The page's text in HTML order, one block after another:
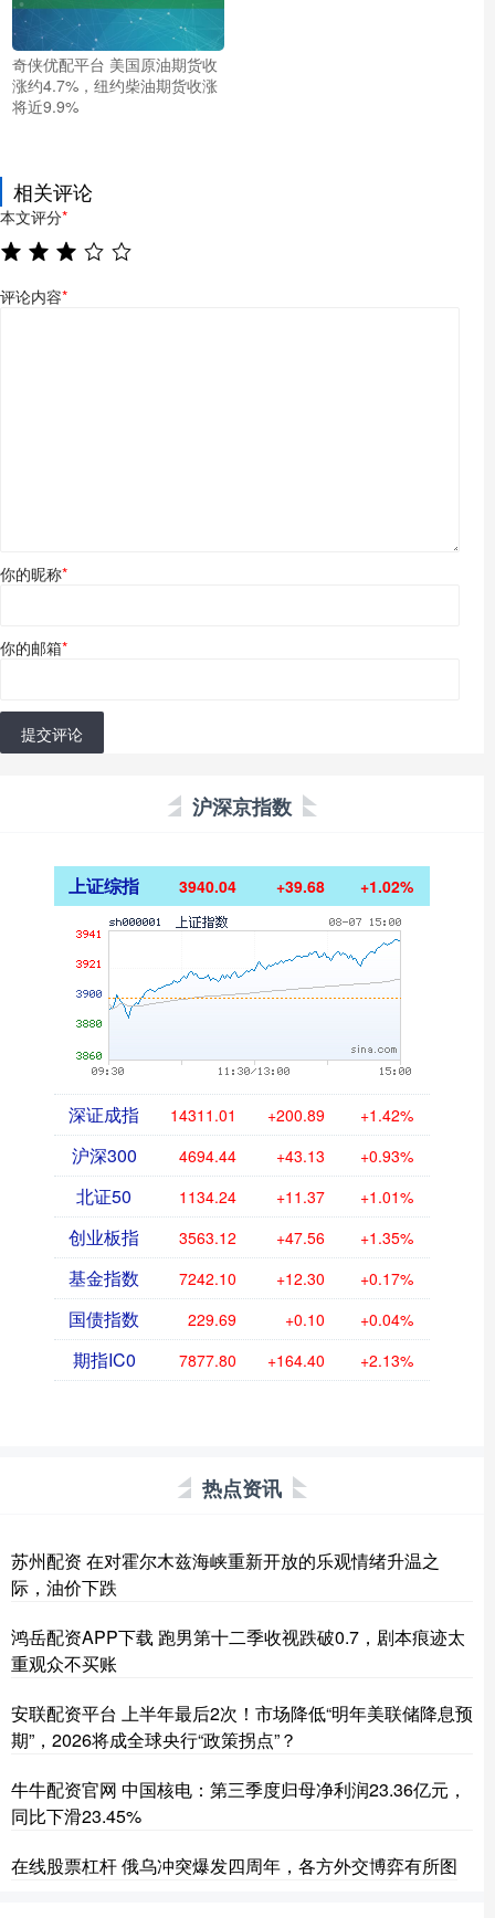
奇侠优配平台 美国原油期货收
涨约4.7%，纽约柴油期货收涨
将近9.9%
相关评论
本文评分*
评论内容*
你的昵称*
你的邮箱*
提交评论
沪深京指数
上证综指 3940.04 +39.68 +1.02%
深证成指 14311.01 +200.89 +1.42%
沪深300 4694.44 +43.13 +0.93%
北证50 1134.24 +11.37 +1.01%
创业板指 3563.12 +47.56 +1.35%
基金指数 7242.10 +12.30 +0.17%
国债指数 229.69 +0.10 +0.04%
期指IC0 7877.80 +164.40 +2.13%
热点资讯
苏州配资 在对霍尔木兹海峡重新开放的乐观情绪升温之
际，油价下跌
鸿岳配资APP下载 跑男第十二季收视跌破0.7，剧本痕迹太
重观众不买账
安联配资平台 上半年最后2次！市场降低“明年美联储降息预
期”，2026将成全球央行“政策拐点”？
牛牛配资官网 中国核电：第三季度归母净利润23.36亿元，
同比下滑23.45%
在线股票杠杆 俄乌冲突爆发四周年，各方外交博弈有所图